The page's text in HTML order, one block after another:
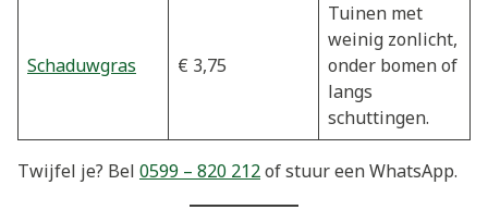
Schaduwgras € 3,75
Tuinen met
weinig zonlicht,
onder bomen of
langs
schuttingen.
Twijfel je? Bel 0599 – 820 212of stuur een WhatsApp.